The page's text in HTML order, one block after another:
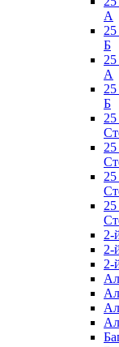
А
Б
А
Б
2-
2-
2-